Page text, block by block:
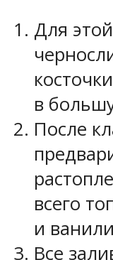
Для
в
После
всего
и
Все